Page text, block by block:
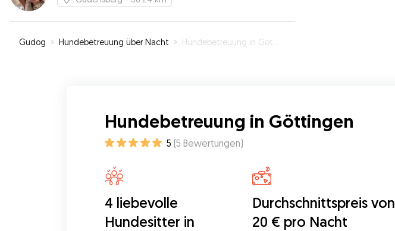
Gudog » Hundebetreuung über Nacht » Hundebetreuung in Göttingen
Hundebetreuung in Göttingen
5 (5 Bewertungen)
4 liebevolle
Hundesitter in
Durchschnittspreis von
20 € pro Nacht